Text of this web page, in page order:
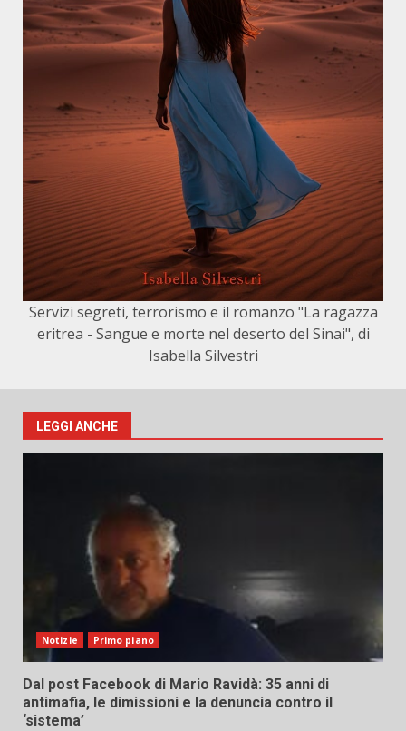
Servizi segreti, terrorismo e il romanzo "La ragazza
eritrea - Sangue e morte nel deserto del Sinai", di
Isabella Silvestri
LEGGI ANCHE
Notizie Primo piano
Dal post Facebook di Mario Ravidà: 35 anni di
antimafia, le dimissioni e la denuncia contro il
‘sistema’